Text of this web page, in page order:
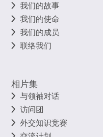
我们的故事
我们的使命
我们的成员
联络我们
相片集
与领袖对话
访问团
外交知识竞赛